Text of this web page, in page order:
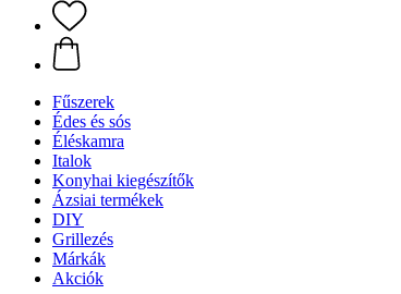
Fűszerek
Édes és sós
Éléskamra
Italok
Konyhai kiegészítők
Ázsiai termékek
DIY
Grillezés
Márkák
Akciók